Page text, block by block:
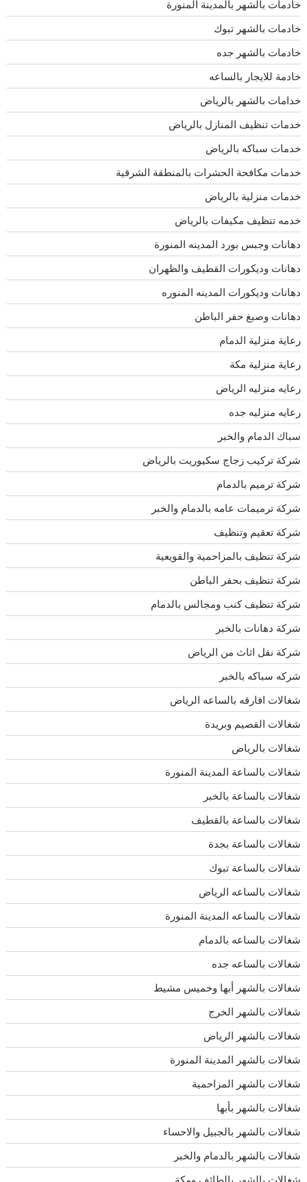
خادمات بالشهر بالمدينة المنورة
خادمات بالشهر تبوك
خادمات بالشهر جده
خادمة للايجار بالساعه
خدامات بالشهر بالرياض
خدمات تنظيف المنازل بالرياض
خدمات سباكه بالرياض
خدمات مكافحة الحشرات بالمنطقة الشرقية
خدمات منزلية بالرياض
خدمه تنظيف مكيفات بالرياض
دهانات وجبس بورد المدينه المنورة
دهانات وديكورات القطيف والظهران
دهانات وديكورات المدينه المنوره
دهانات وصبغ حفر الباطن
رعاية منزلية الدمام
رعاية منزلية مكة
رعايه منزليه الرياض
رعايه منزليه جده
سباك الدمام والخبر
شركة تركيب زجاج سكيوريت بالرياض
شركة ترميم بالدمام
شركة ترميمات عامه بالدمام والخبر
شركة تعقيم وتنظيف
شركة تنظيف بالمزاحمية والقويعية
شركة تنظيف بحفر الباطن
شركة تنظيف كنب ومجالس بالدمام
شركة دهانات بالخبر
شركة نقل اثاث من الرياض
شركه سباكه بالخبر
شغالات افارقه بالساعه الرياض
شغالات القصيم وبريدة
شغالات بالرياض
شغالات بالساعة المدينة المنورة
شغالات بالساعة بالخبر
شغالات بالساعة بالقطيف
شغالات بالساعة بجدة
شغالات بالساعة تبوك
شغالات بالساعه الرياض
شغالات بالساعه المدينة المنورة
شغالات بالساعه بالدمام
شغالات بالساعه جده
شغالات بالشهر أبها وخميس مشيط
شغالات بالشهر الخرج
شغالات بالشهر الرياض
شغالات بالشهر المدينة المنورة
شغالات بالشهر المزاحمية
شغالات بالشهر بأبها
شغالات بالشهر بالجبيل والاحساء
شغالات بالشهر بالدمام والخبر
شغالات بالشهر بالطائف ومكة